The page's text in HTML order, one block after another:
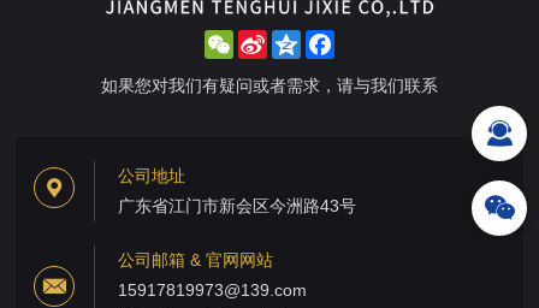
WeChat
Sina
Weibo
Qzone
如果您对我们有疑问或者需求，请与我们联系
公司地址
广东省江门市新会区今洲路43号
公司邮箱 & 官网网站
15917819973@139.com